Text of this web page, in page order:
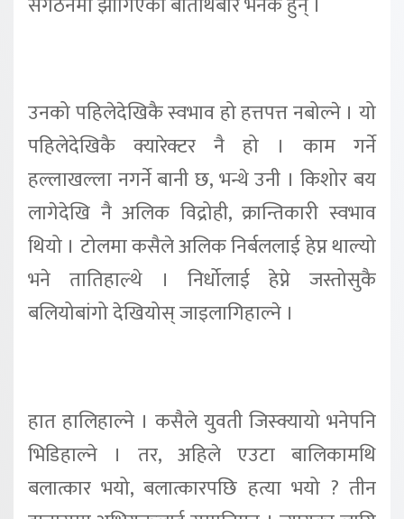
उनको पहिलेदेखिकै स्वभाव हो हत्तपत्त नबोल्ने । यो
पहिलेदेखिकै क्यारेक्टर नै हो । काम गर्ने
हल्लाखल्ला नगर्ने बानी छ, भन्थे उनी । किशोर बय
लागेदेखि नै अलिक विद्रोही, क्रान्तिकारी स्वभाव
थियो । टोलमा कसैले अलिक निर्बललाई हेप्न थाल्यो
भने तातिहाल्थे । निर्धोलाई हेप्ने जस्तोसुकै
बलियोबांगो देखियोस् जाइलागिहाल्ने ।
हात हालिहाल्ने । कसैले युवती जिस्क्यायो भनेपनि
भिडिहाल्ने । तर, अहिले एउटा बालिकामथि
बलात्कार भयो, बलात्कारपछि हत्या भयो ? तीन